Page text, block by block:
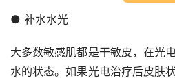
● 补水水光
大多数敏感肌都是干敏皮，在光
水的状态。如果光电治疗后皮肤